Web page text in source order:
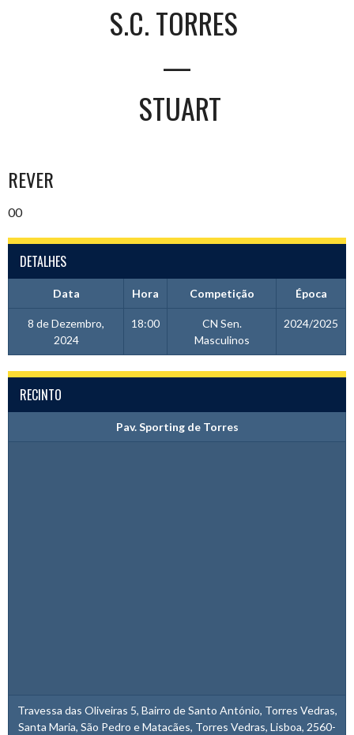
S.C. TORRES
—
STUART
REVER
00
DETALHES
Data Hora Competição Época
8 de Dezembro,
2024
18:00
CN Sen.
Masculinos
2024/2025
RECINTO
Pav. Sporting de Torres
Travessa das Oliveiras 5, Bairro de Santo António, Torres Vedras,
Santa Maria, São Pedro e Matacães, Torres Vedras, Lisboa, 2560-